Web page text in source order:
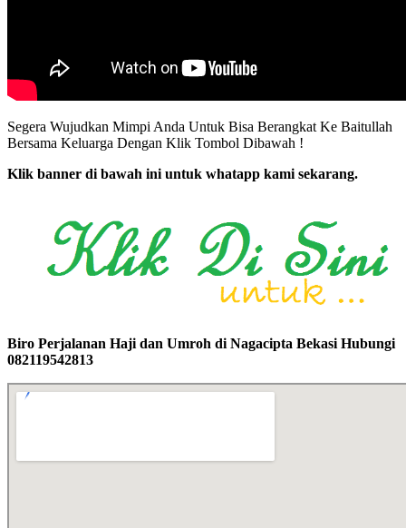
Segera Wujudkan Mimpi Anda Untuk Bisa Berangkat Ke Baitullah
Bersama Keluarga Dengan Klik Tombol Dibawah !
Klik banner di bawah ini untuk whatapp kami sekarang.
Biro Perjalanan Haji dan Umroh di Nagacipta Bekasi Hubungi
082119542813